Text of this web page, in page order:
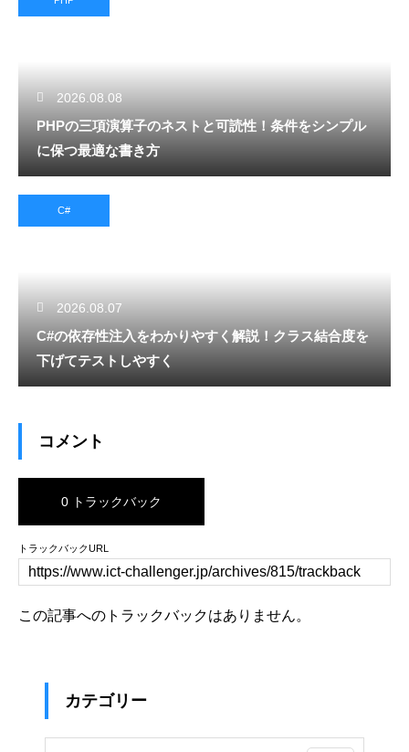
2026.08.08
PHPの三項演算子のネストと可読性！条件をシンプル
に保つ最適な書き方
C#
2026.08.07
C#の依存性注入をわかりやすく解説！クラス結合度を
下げてテストしやすく
コメント
0 トラックバック
トラックバックURL
この記事へのトラックバックはありません。
カテゴリー